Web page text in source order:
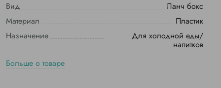
Вид
Ланч бокс
Материал
Пластик
Назначение
Для холодной еды/
напитков
Больше о товаре